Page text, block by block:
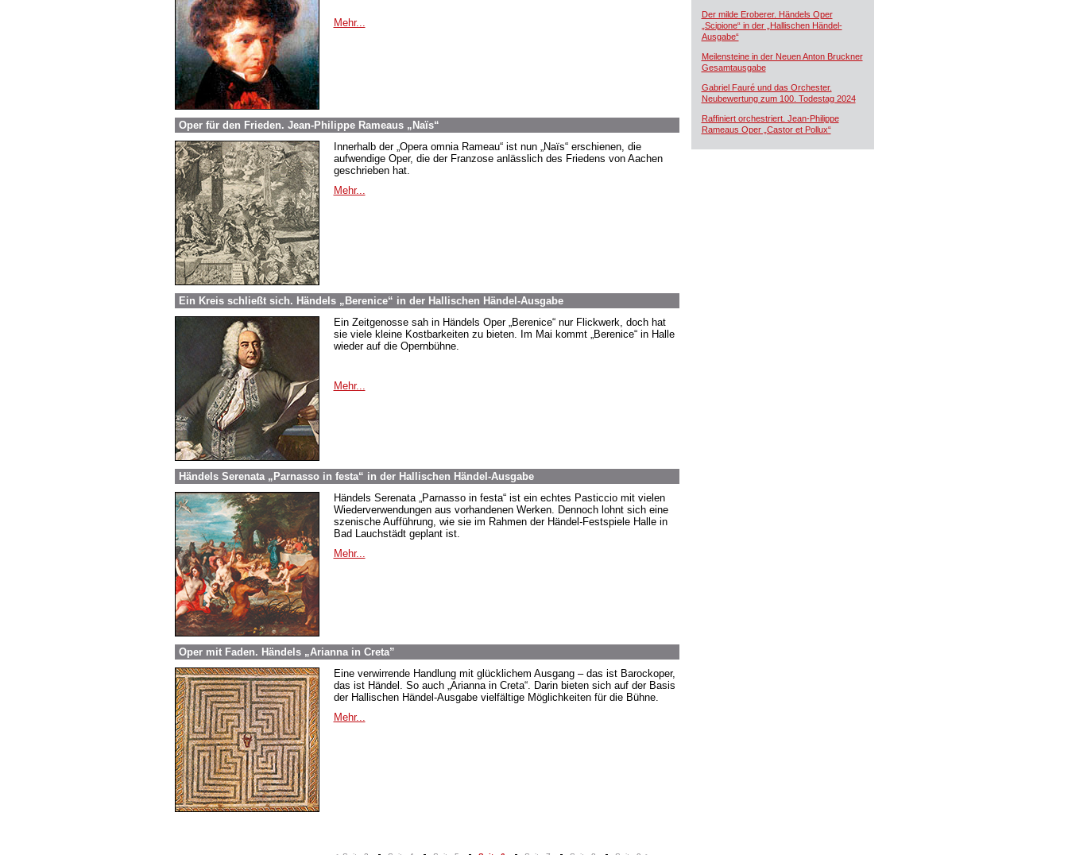
Mehr...
Oper für den Frieden. Jean-Philippe Rameaus „Naïs“
Innerhalb der „Opera omnia Rameau“ ist nun „Naïs“ erschienen, die
aufwendige Oper, die der Franzose anlässlich des Friedens von Aachen
geschrieben hat.
Mehr...
Ein Kreis schließt sich. Händels „Berenice“ in der Hallischen Händel-Ausgabe
Ein Zeitgenosse sah in Händels Oper „Berenice“ nur Flickwerk, doch hat
sie viele kleine Kostbarkeiten zu bieten. Im Mai kommt „Berenice“ in Halle
wieder auf die Opernbühne.
Mehr...
Händels Serenata „Parnasso in festa“ in der Hallischen Händel-Ausgabe
Händels Serenata „Parnasso in festa“ ist ein echtes Pasticcio mit vielen
Wiederverwendungen aus vorhandenen Werken. Dennoch lohnt sich eine
szenische Aufführung, wie sie im Rahmen der Händel-Festspiele Halle in
Bad Lauchstädt geplant ist.
Mehr...
Oper mit Faden. Händels „Arianna in Creta”
Eine verwirrende Handlung mit glücklichem Ausgang – das ist Barockoper,
das ist Händel. So auch „Arianna in Creta“. Darin bieten sich auf der Basis
der Hallischen Händel-Ausgabe vielfältige Möglichkeiten für die Bühne.
Mehr...
Der milde Eroberer. Händels Oper
„Scipione“ in der „Hallischen Händel-
Ausgabe“
Meilensteine in der Neuen Anton Bruckner
Gesamtausgabe
Gabriel Fauré und das Orchester.
Neubewertung zum 100. Todestag 2024
Raffiniert orchestriert. Jean-Philippe
Rameaus Oper „Castor et Pollux“